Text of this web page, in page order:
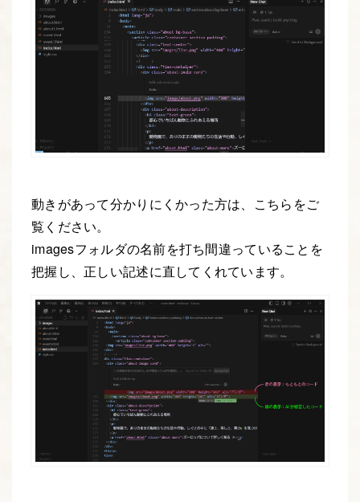
動きがあって分かりにくかった方は、こちらをご
覧ください。
imagesフォルダの名前を打ち間違っていることを
把握し、正しい記述に直してくれています。